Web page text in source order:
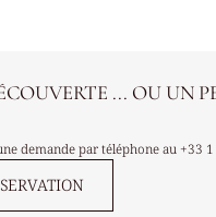
... OU UN
demande par téléphone au+33